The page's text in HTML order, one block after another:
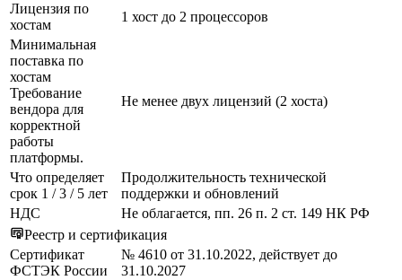
Лицензия по
хостам
1 хост до 2 процессоров
Минимальная
поставка по
хостам
Требование
вендора для
корректной
работы
платформы.
Не менее двух лицензий (2 хоста)
Что определяет
срок 1 / 3 / 5 лет
Продолжительность технической
поддержки и обновлений
НДС
Не облагается, пп. 26 п. 2 ст. 149 НК РФ
Реестр и сертификация
Сертификат
ФСТЭК России
№ 4610 от 31.10.2022, действует до
31.10.2027